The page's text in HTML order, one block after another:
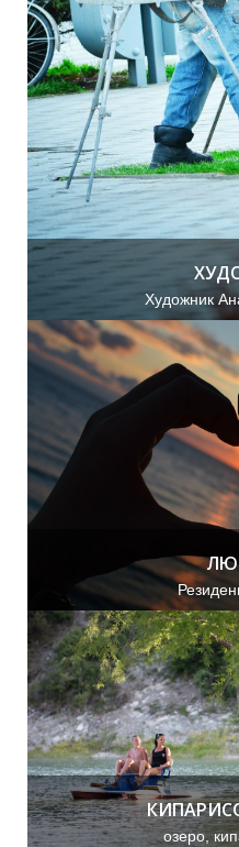
Т
Художник
озеро,
К